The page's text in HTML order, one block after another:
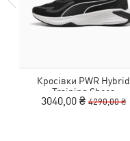
Кросівки PWR Hybrid
Training Shoes
3040,00 ₴ 4290,00 ₴